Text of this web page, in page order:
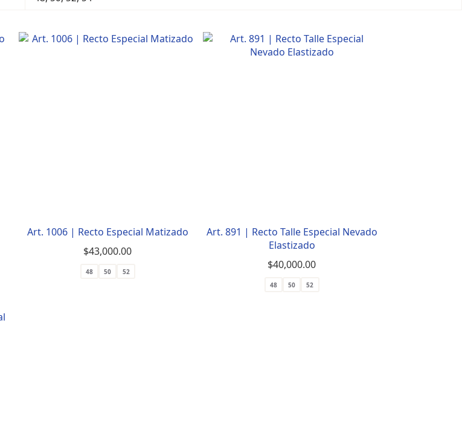
Art. 1006 | Recto Especial Matizado
$43,000.00
48 50 52
Art. 891 | Recto Talle Especial Nevado
Elastizado
$40,000.00
48 50 52